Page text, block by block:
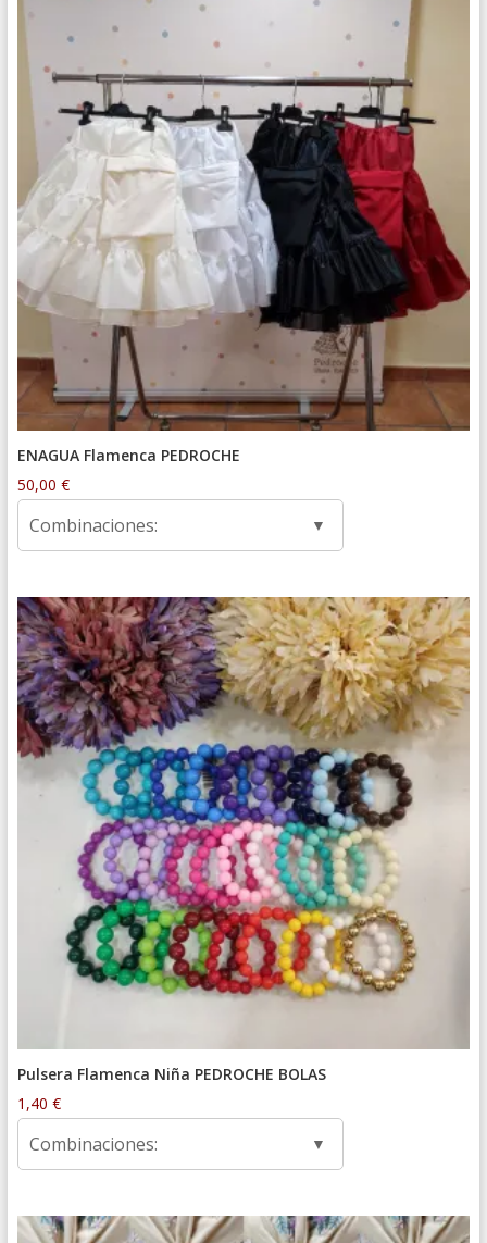
ENAGUA Flamenca PEDROCHE
50,00 €
Combinaciones:
Pulsera Flamenca Niña PEDROCHE BOLAS
1,40 €
Combinaciones: